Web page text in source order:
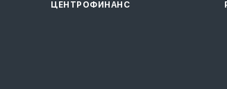
ЦЕНТРОФИНАНС